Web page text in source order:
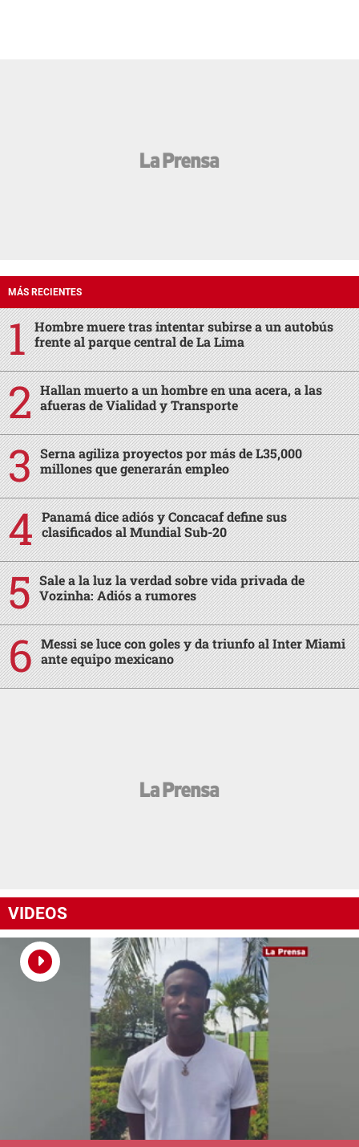
MÁS RECIENTES
Hombre muere tras intentar subirse a un autobús
frente al parque central de La Lima
Hallan muerto a un hombre en una acera, a las
afueras de Vialidad y Transporte
Serna agiliza proyectos por más de L35,000
millones que generarán empleo
Panamá dice adiós y Concacaf define sus
clasificados al Mundial Sub-20
Sale a la luz la verdad sobre vida privada de
Vozinha: Adiós a rumores
Messi se luce con goles y da triunfo al Inter Miami
ante equipo mexicano
VIDEOS